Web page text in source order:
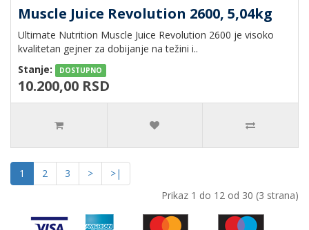
Muscle Juice Revolution 2600, 5,04kg
Ultimate Nutrition Muscle Juice Revolution 2600 je visoko
kvalitetan gejner za dobijanje na težini i..
Stanje:
DOSTUPNO
10.200,00 RSD
1 2 3 >
>|
Prikaz 1 do 12 od 30 (3 strana)